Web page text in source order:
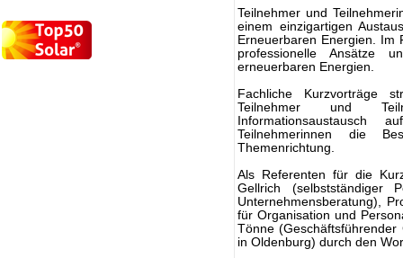
Teilnehmer und
einem einzigartigen
Erneuerbaren Energien. Im
professionelle Ansätze
erneuerbaren Energien.
Fachliche Kurzvorträge
Teilnehmer und
Teilnehmerinnen die
Themenrichtung.
Als Referenten für die
Gellrich (selbstständiger
Unternehmensberatung),
für Organisation und
Tönne
in Oldenburg) durch den